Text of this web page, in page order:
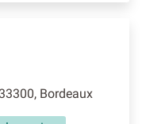
Bordeaux